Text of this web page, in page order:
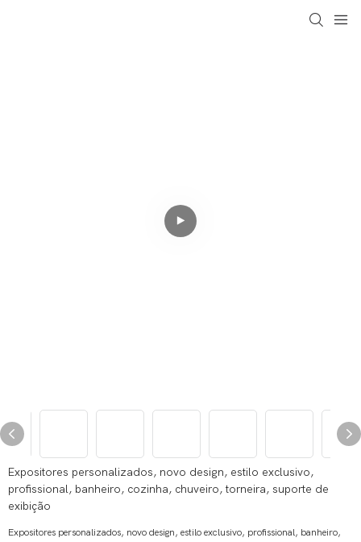
Expositores personalizados, novo design, estilo exclusivo,
profissional, banheiro, cozinha, chuveiro, torneira, suporte de
exibição
Expositores personalizados, novo design, estilo exclusivo, profissional, banheiro,